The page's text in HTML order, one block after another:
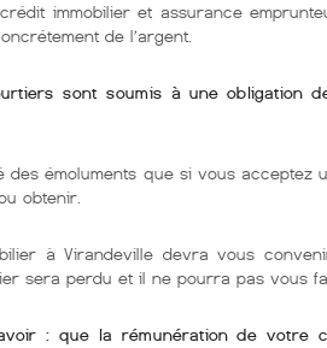
immobilier et assurance
de l’argent.
sont soumis à une obligation
des émoluments que si vous acceptez
obtenir.
à Virandeville devra vous
sera perdu et il ne pourra pas vous
: que la rémunération de votre